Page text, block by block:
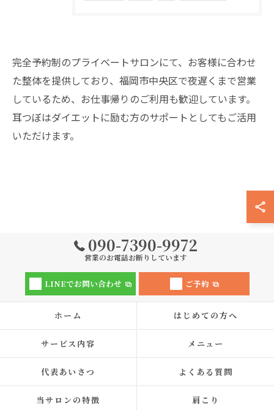
完全予約制のプライベートサロンにて、お客様に合わせ
た整体を提供しており、福岡市中央区で夜遅くまで営業
しているため、お仕事帰りのご利用も歓迎しています。
耳つぼはダイエットに励む方のサポートとしてもご活用
いただけます。
090-7390-9972
営業のお電話お断りしています
LINEでお問い合わせ ご予約
ホーム はじめての方へ
サービス内容 メニュー
代表あいさつ よくある質問
当サロンの特徴 肩こり